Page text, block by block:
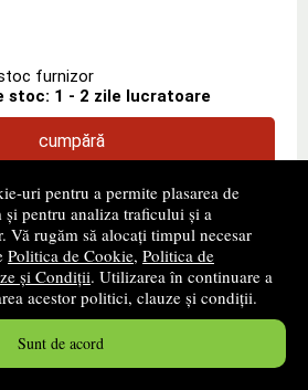
uri pentru a permite plasarea de
pentru analiza traficului și a
rugăm să alocați timpul necesar
Politica de Cookie, Politica de
și Condiții. Utilizarea în continuare a
acestor politici, clauze și condiții.
Sunt de acord
furnizor
stoc: 1 - 2 zile lucratoare
cumpără